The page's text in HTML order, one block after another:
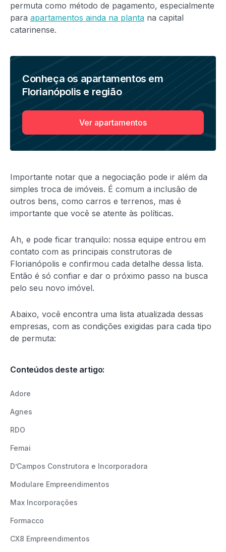
permuta como método de pagamento, especialmente
para apartamentos ainda na planta na capital
catarinense.
Conheça os apartamentos em
Florianópolis e região
Ver apartamentos
Importante notar que a negociação pode ir além da
simples troca de imóveis. É comum a inclusão de
outros bens, como carros e terrenos, mas é
importante que você se atente às políticas.
Ah, e pode ficar tranquilo: nossa equipe entrou em
contato com as principais construtoras de
Florianópolis e confirmou cada detalhe dessa lista.
Então é só confiar e dar o próximo passo na busca
pelo seu novo imóvel.
Abaixo, você encontra uma lista atualizada dessas
empresas, com as condições exigidas para cada tipo
de permuta:
Conteúdos deste artigo:
Adore
Agnes
RDO
Femai
D’Campos Construtora e Incorporadora
Modulare Empreendimentos
Max Incorporações
Formacco
CX8 Empreendimentos